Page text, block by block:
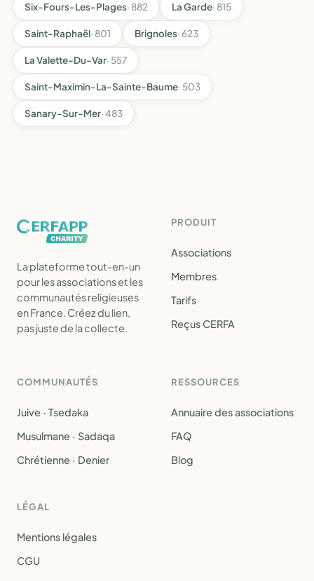
Six-Fours-Les-Plages· 882 La Garde· 815
Saint-Raphaël· 801 Brignoles· 623
La Valette-Du-Var· 557
Saint-Maximin-La-Sainte-Baume· 503
Sanary-Sur-Mer· 483
La plateforme tout-en-un
pour les associations et les
communautés religieuses
en France. Créez du lien,
pas juste de la collecte.
PRODUIT
Associations
Membres
Tarifs
Reçus CERFA
COMMUNAUTÉS
Juive · Tsedaka
Musulmane · Sadaqa
Chrétienne · Denier
RESSOURCES
Annuaire des associations
FAQ
Blog
LÉGAL
Mentions légales
CGU